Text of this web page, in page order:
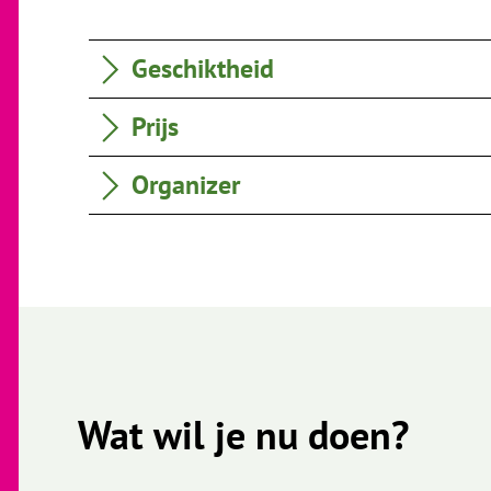
Geschiktheid
Prijs
Organizer
Wat wil je nu doen?